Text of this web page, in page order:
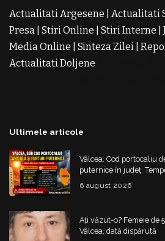
Actualitati Argesene Actualitati
Presa Stiri Online Stiri Interne
Media Online
Sinteza Zilei
Actualitati Doljene
Ultimele articole
Vâlcea. Cod portocaliu
puternice în județ.
risc de vijelii
6 august 2026
Ați văzut-o? Femeie de
Vâlcea, dată dispărută